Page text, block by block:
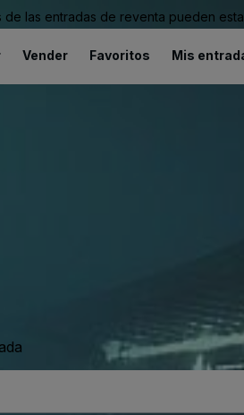
las entradas de reventa pueden
Vender Favoritos Mis